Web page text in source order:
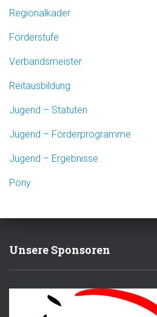
Regionalkader
Förderstufe
Verbandsmeister
Reitausbildung
Jugend – Statuten
Jugend – Förderprogramme
Jugend – Ergebnisse
Pony
Unsere Sponsoren